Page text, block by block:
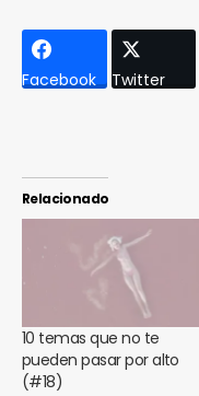
Facebook Twitter
Relacionado
10 temas que no te
pueden pasar por alto
(#18)